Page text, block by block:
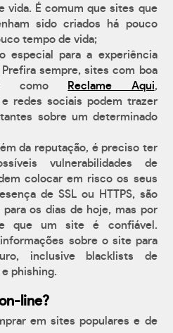
vida. É comum que sites que
sido criados há pouco
tempo de vida;
especial para a experiência
sempre, sites com boa
como
Reclame Aqui,
e redes sociais podem trazer
sobre um determinado
da reputação, é preciso ter
vulnerabilidades de
colocar em risco os seus
de SSL ou HTTPS, são
os dias de hoje, mas por
que um site é confiável.
sobre o site para
inclusive blacklists de
phishing.
line?
em sites populares e de